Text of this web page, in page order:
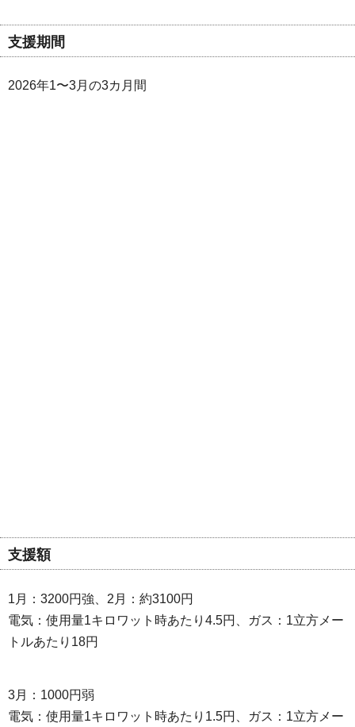
支援期間
2026年1〜3月の3カ月間
支援額
1月：3200円強、2月：約3100円
電気：使用量1キロワット時あたり4.5円、ガス：1立方メー
トルあたり18円
3月：1000円弱
電気：使用量1キロワット時あたり1.5円、ガス：1立方メー